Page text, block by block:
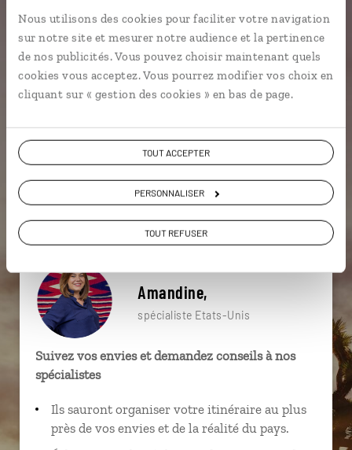
Nous utilisons des cookies pour faciliter votre navigation
sur notre site et mesurer notre audience et la pertinence
de nos publicités. Vous pouvez choisir maintenant quels
cookies vous acceptez. Vous pourrez modifier vos choix en
cliquant sur « gestion des cookies » en bas de page.
TOUT ACCEPTER
PERSONNALISER
TOUT REFUSER
Une envie de voyage
particulière ?
Alcatraz Arizona Bryce Canyon Big Sur
Bodie Californie Antelope Canyon
Amandine,
spécialiste Etats-Unis
Suivez vos envies et demandez conseils à nos
spécialistes
Ils sauront organiser votre itinéraire au plus
près de vos envies et de la réalité du pays.